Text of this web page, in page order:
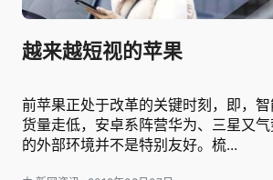
越来越短视的苹果
前苹果正处于改革的关键时刻，即，
货量走低，安卓系阵营华为、三星又
的外部环境并不是特别友好。梳...